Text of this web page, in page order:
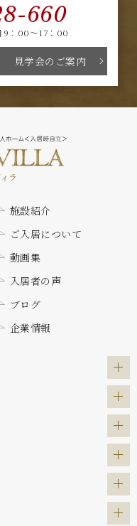
660
9：00～17：00
見学会のご案内
施設紹介
ご入居について
動画集
入居者の声
ブログ
企業情報